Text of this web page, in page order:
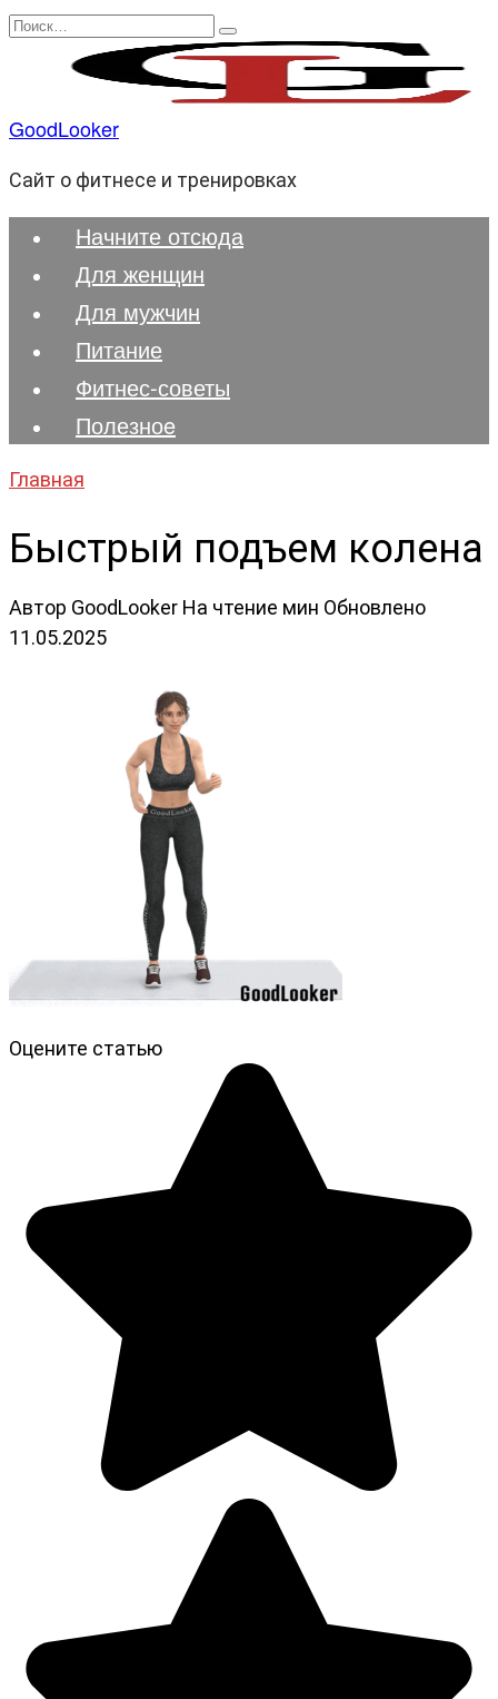
Перейти
содержанию
Search
GoodLooker
Сайт о фитнесе и тренировках
Начните отсюда
Для женщин
Для мужчин
Питание
Фитнес-советы
Полезноe
Главная
Быстрый подъем колена
Автор GoodLooker На чтение мин Обновлено
11.05.2025
Оцените статью